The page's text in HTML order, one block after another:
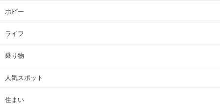
ホビー
ライフ
乗り物
人気スポット
住まい